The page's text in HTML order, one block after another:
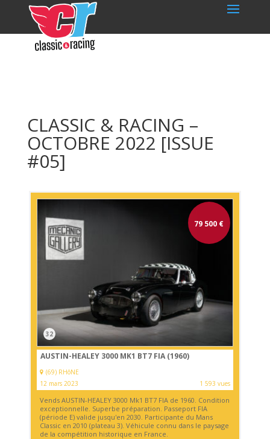
CLASSIC & RACING –
OCTOBRE 2022 [ISSUE
#05]
79 500 €
32
AUSTIN-HEALEY 3000 MK1 BT7 FIA (1960)
(69) RHôNE
12 mars 2023
1 593 vues
Vends AUSTIN-HEALEY 3000 Mk1 BT7 FIA de 1960. Condition
exceptionnelle. Superbe préparation. Passeport FIA
(période E) valide jusqu'en 2030. Participante du Mans
Classic en 2010 (plateau 3). Véhicule connu dans le paysage
de la compétition historique en France.